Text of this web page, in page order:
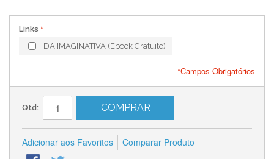
Links
DA IMAGINATIVA (Ebook Gratuito)
*Campos Obrigatórios
Qtd: COMPRAR
Adicionar aos Favoritos Comparar Produto